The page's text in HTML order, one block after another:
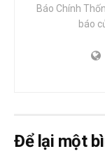
Báo Chính
báo
Để lại một